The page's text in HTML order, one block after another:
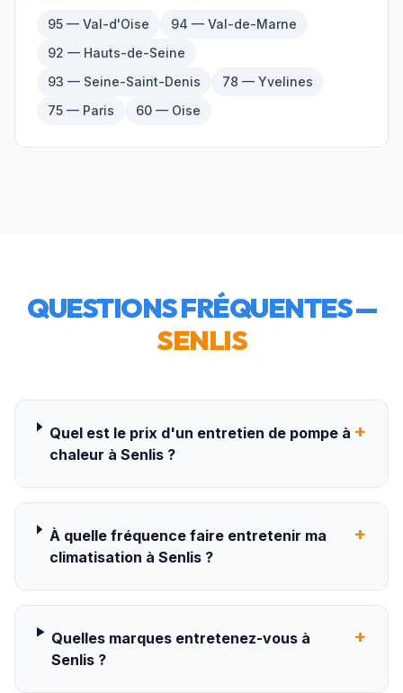
95 — Val-d'Oise
94 — Val-de-Marne
92 — Hauts-de-Seine
93 — Seine-Saint-Denis
78 — Yvelines
75 — Paris
60 — Oise
QUESTIONS FRÉQUENTES —
SENLIS
Quel est le prix d'un entretien de pompe à
chaleur à Senlis ?
+
À quelle fréquence faire entretenir ma
climatisation à Senlis ?
+
Quelles marques entretenez-vous à
Senlis ?
+